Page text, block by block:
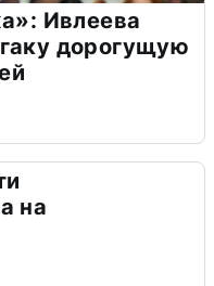
Ивлеева
дорогущую
на